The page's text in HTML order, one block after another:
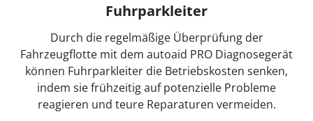
Fuhrparkleiter
Durch die regelmäßige Überprüfung der
Fahrzeugflotte mit dem autoaid PRO Diagnosegerät
können Fuhrparkleiter die Betriebskosten senken,
indem sie frühzeitig auf potenzielle Probleme
reagieren und teure Reparaturen vermeiden.